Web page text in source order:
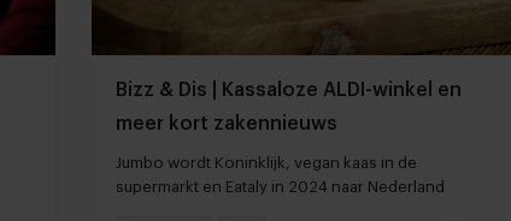
Bizz & Dis | Kassaloze ALDI-winkel en
meer kort zakennieuws
Jumbo wordt Koninklijk, vegan kaas in de
supermarkt en Eataly in 2024 naar Nederland